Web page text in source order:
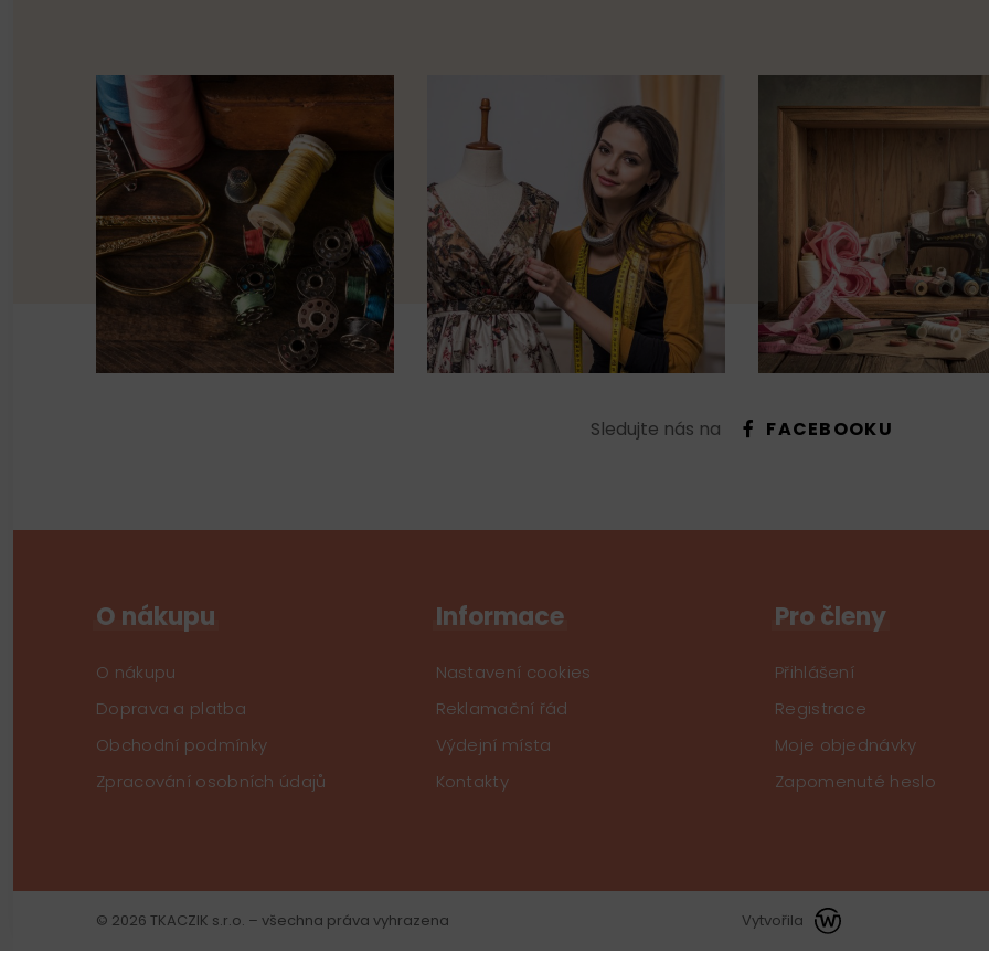
Sledujte nás na FACEBOOKU
O nákupu
O nákupu
Doprava a platba
Obchodní podmínky
Zpracování osobních údajů
Informace
Nastavení cookies
Reklamační řád
Výdejní místa
Kontakty
Pro členy
Přihlášení
Registrace
Moje objednávky
Zapomenuté heslo
© 2026 TKACZIK s.r.o. – všechna práva vyhrazena Vytvořila